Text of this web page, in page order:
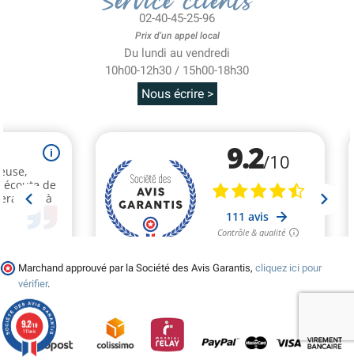
02-40-45-25-96
Prix d'un appel local
Du lundi au vendredi
10h00-12h30 / 15h00-18h30
Nous écrire >
Marchand approuvé par la Société des Avis Garantis, cliquez ici pour
vérifier.
9.2/10
111 avis